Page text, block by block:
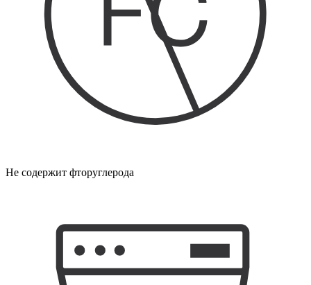
Не содержит фторуглерода